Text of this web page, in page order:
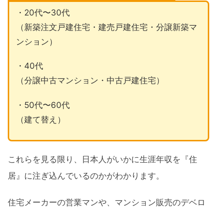
・20代〜30代
（新築注文戸建住宅・建売戸建住宅・分譲新築マ
ンション）
・40代
（分譲中古マンション・中古戸建住宅）
・50代〜60代
（建て替え）
これらを見る限り、日本人がいかに生涯年収を『住
居』に注ぎ込んでいるのかがわかります。
住宅メーカーの営業マンや、マンション販売のデベロ